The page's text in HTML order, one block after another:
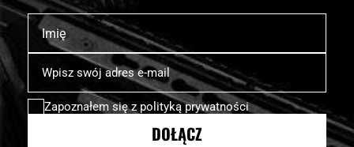
Imię
Subskrybuj
nasz
newsletter:
Zapoznałem się z polityką prywatności
DOŁĄCZ